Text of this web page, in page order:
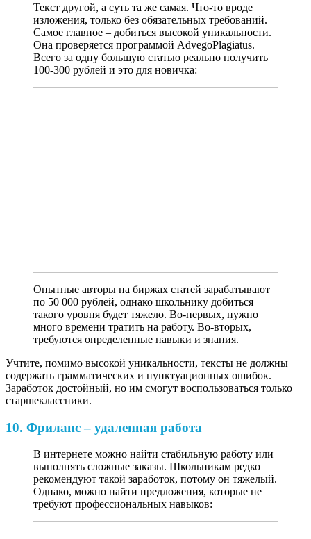
Текст другой, а суть та же самая. Что-то вроде
изложения, только без обязательных требований.
Самое главное – добиться высокой уникальности.
Она проверяется программой AdvegoPlagiatus.
Всего за одну большую статью реально получить
100-300 рублей и это для новичка:
Опытные авторы на биржах статей зарабатывают
по 50 000 рублей, однако школьнику добиться
такого уровня будет тяжело. Во-первых, нужно
много времени тратить на работу. Во-вторых,
требуются определенные навыки и знания.
Учтите, помимо высокой уникальности, тексты не должны
содержать грамматических и пунктуационных ошибок.
Заработок достойный, но им смогут воспользоваться только
старшеклассники.
10. Фриланс – удаленная работа
В интернете можно найти стабильную работу или
выполнять сложные заказы. Школьникам редко
рекомендуют такой заработок, потому он тяжелый.
Однако, можно найти предложения, которые не
требуют профессиональных навыков: